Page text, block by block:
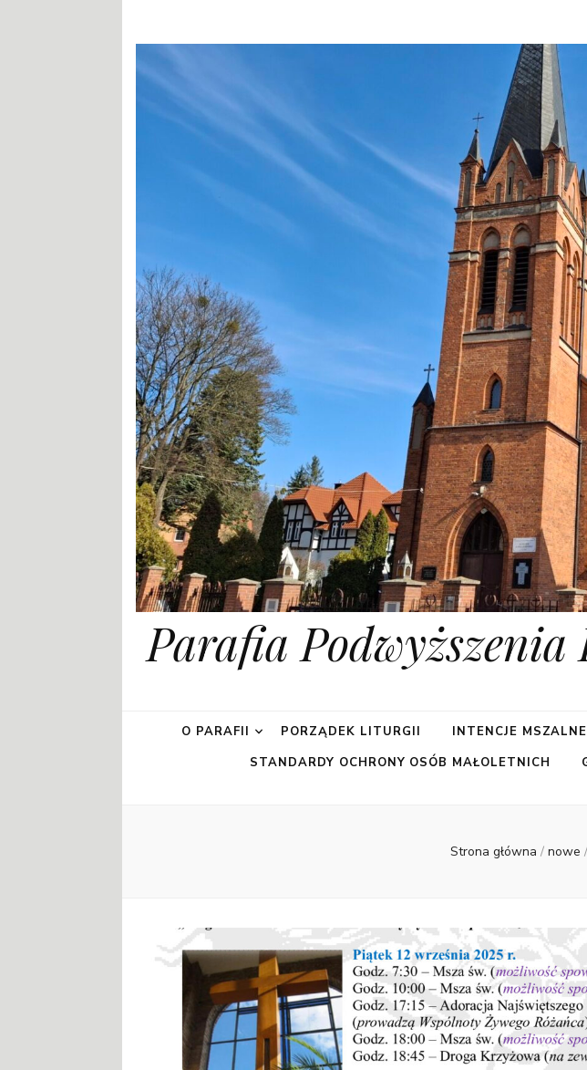
Parafia Podwyższenia
O PARAFII PORZĄDEK LITURGII INTENCJE MSZALNE
STANDARDY OCHRONY OSÓB MAŁOLETNICH
Strona główna / nowe /